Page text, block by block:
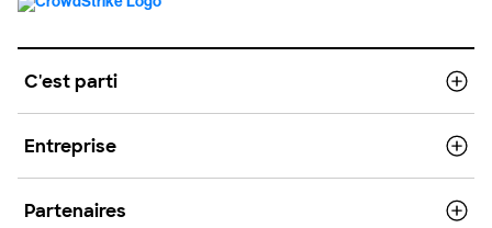
C'est parti
Entreprise
Partenaires